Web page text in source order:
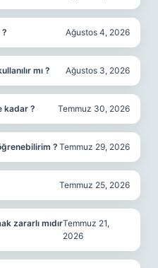
Ağustos 4, 2026
mı ? Ağustos 3, 2026
kadar ? Temmuz 30, 2026
? Temmuz 29, 2026
Temmuz 25, 2026
zararlı mıdırTemmuz 21,
2026